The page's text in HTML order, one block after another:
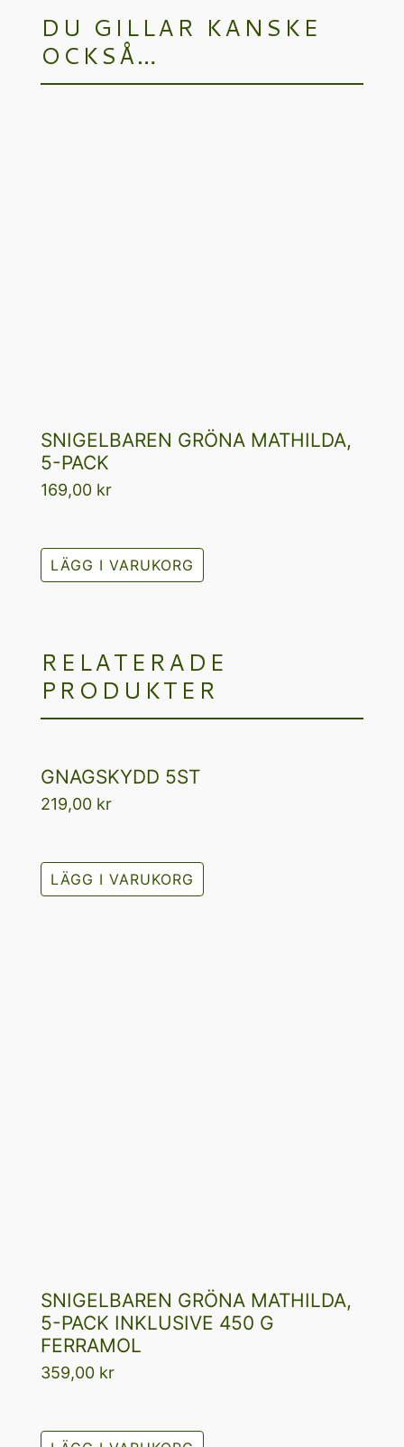
DU GILLAR KANSKE
OCKSÅ…
SNIGELBAREN GRÖNA MATHILDA,
5-PACK
169,00 kr
LÄGG I VARUKORG
RELATERADE
PRODUKTER
GNAGSKYDD 5ST
219,00 kr
LÄGG I VARUKORG
SNIGELBAREN GRÖNA MATHILDA,
5-PACK INKLUSIVE 450 G
FERRAMOL
359,00 kr